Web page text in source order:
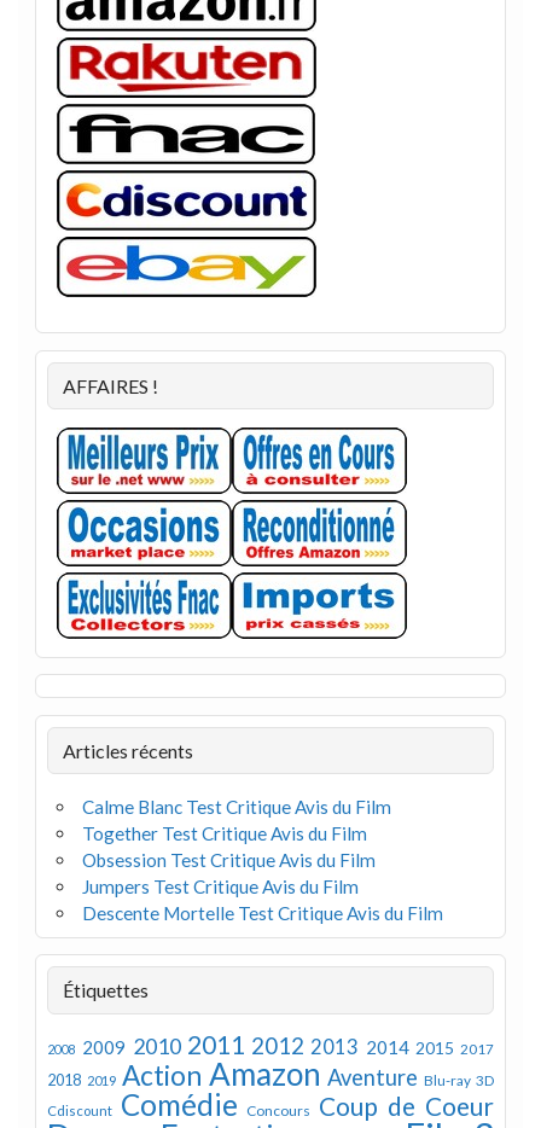
AFFAIRES !
Articles récents
Calme Blanc Test Critique Avis du Film
Together Test Critique Avis du Film
Obsession Test Critique Avis du Film
Jumpers Test Critique Avis du Film
Descente Mortelle Test Critique Avis du Film
Étiquettes
2008 2009 2010 2011 2012 2013 2014 2015 2017
2018 2019 Action Amazon Aventure Blu-ray 3D
Cdiscount Comédie Concours Coup de Coeur